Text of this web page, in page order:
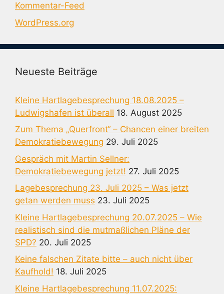
Kommentar-Feed
WordPress.org
Neueste Beiträge
Kleine Hartlagebesprechung 18.08.2025 –
Ludwigshafen ist überall 18. August 2025
Zum Thema „Querfront“ – Chancen einer breiten
Demokratiebewegung 29. Juli 2025
Gespräch mit Martin Sellner:
Demokratiebewegung jetzt! 27. Juli 2025
Lagebesprechung 23. Juli 2025 – Was jetzt
getan werden muss 23. Juli 2025
Kleine Hartlagebesprechung 20.07.2025 – Wie
realistisch sind die mutmaßlichen Pläne der
SPD? 20. Juli 2025
Keine falschen Zitate bitte – auch nicht über
Kaufhold! 18. Juli 2025
Kleine Hartlagebesprechung 11.07.2025: